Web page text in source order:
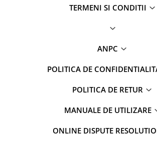
TERMENI SI CONDITII
ANPC
POLITICA DE
POLITICA DE RETUR
MANUALE DE UTILIZARE
ONLINE DISPUTE